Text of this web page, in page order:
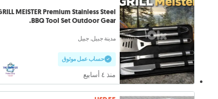
MEISTER Premium Stainless Steel
BBQ Tool Set Outdoor Gear.
مدينة جبيل, جبيل
حساب عمل موثوق
منذ ٤ أسابيع